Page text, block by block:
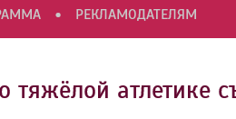
• РЕКЛАМОДАТЕЛЯМ
атлетике